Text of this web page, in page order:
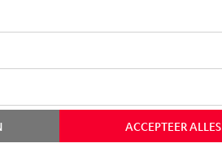
ACCEPTEER ALLES